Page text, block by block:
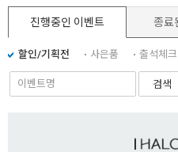
진행중인 이벤트 종료
할인/기획전 사은품 출석체크
검색